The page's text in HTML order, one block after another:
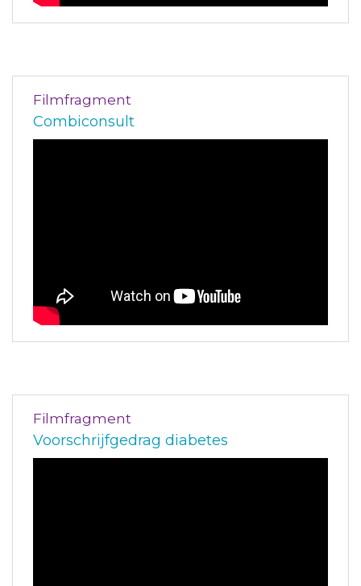
Filmfragment
Combiconsult
Filmfragment
Voorschrijfgedrag diabetes